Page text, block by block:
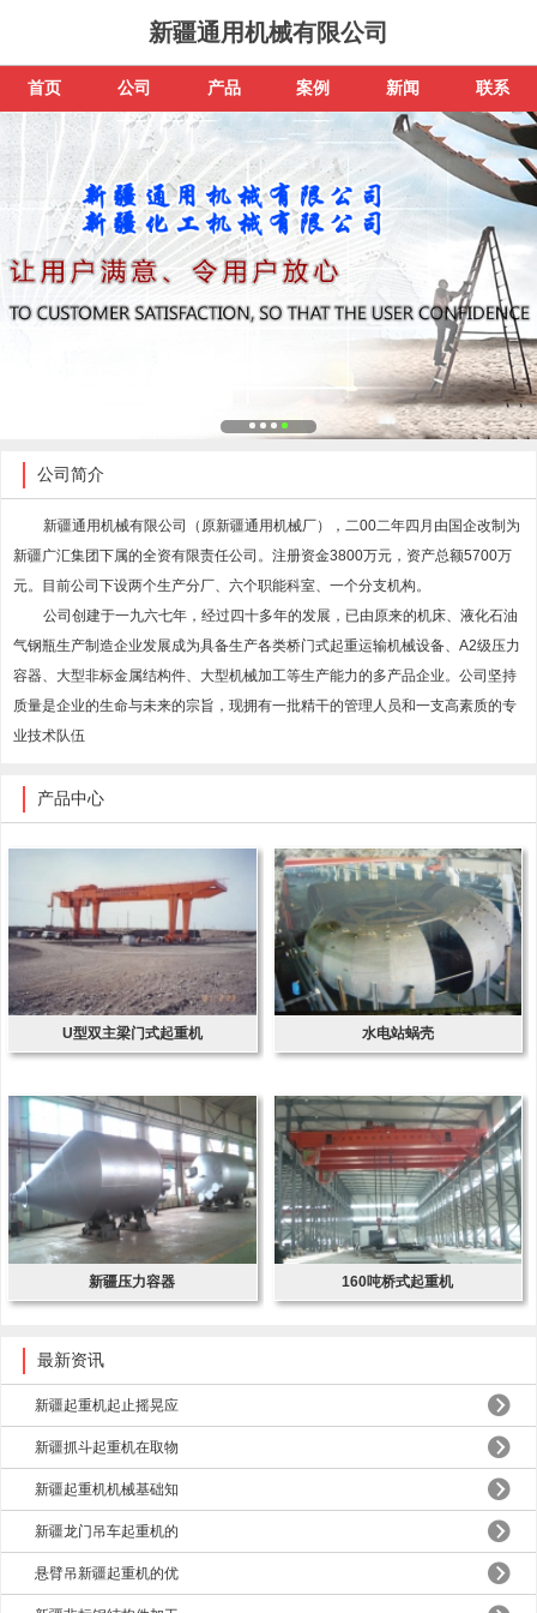
新疆通用机械有限公司
首页 公司 产品 案例 新闻 联系
公司简介
新疆通用机械有限公司（原新疆通用机械厂），二00二年四月由国企改制为
新疆广汇集团下属的全资有限责任公司。注册资金3800万元，资产总额5700万
元。目前公司下设两个生产分厂、六个职能科室、一个分支机构。
公司创建于一九六七年，经过四十多年的发展，已由原来的机床、液化石油
气钢瓶生产制造企业发展成为具备生产各类桥门式起重运输机械设备、A2级压力
容器、大型非标金属结构件、大型机械加工等生产能力的多产品企业。公司坚持
质量是企业的生命与未来的宗旨，现拥有一批精干的管理人员和一支高素质的专
业技术队伍
产品中心
U型双主梁门式起重机 水电站蜗壳
新疆压力容器 160吨桥式起重机
最新资讯
新疆起重机起止摇晃应
新疆抓斗起重机在取物
新疆起重机机械基础知
新疆龙门吊车起重机的
悬臂吊新疆起重机的优